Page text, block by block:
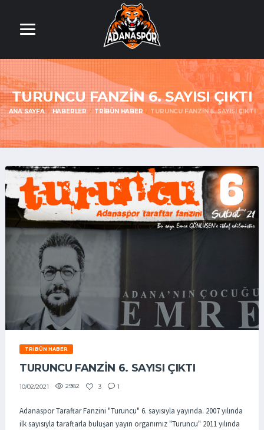
TURUNCU FANZİN 6. SAYISI ÇIKTI
ANA SAYFA HABERLER TRIBÜN HABER TURUNCU FANZİN 6. SAYISI ÇIKTI
TRIBÜN HABER
TURUNCU FANZİN 6. SAYISI ÇIKTI
10/02/2021 2982 3 1
Adanaspor Taraftar Fanzini "Turuncu" 6. sayısıyla yayında. 2007 yılında
ilk sayısıyla taraftarla buluşan yayın organımız "Turuncu" 2011 yılında